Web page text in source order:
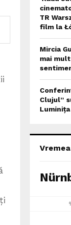
TR
film la
Mircia
mai
Clujul”
Vremea